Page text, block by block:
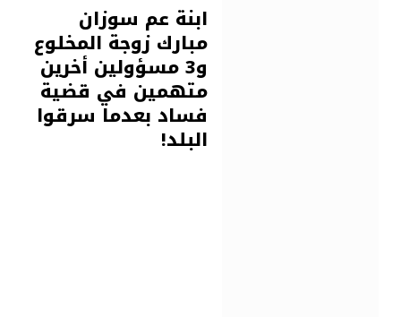
ابنة عم سوزان
مبارك زوجة المخلوع
و3 مسؤولين أخرين
متهمين في قضية
فساد بعدما سرقوا
البلد!